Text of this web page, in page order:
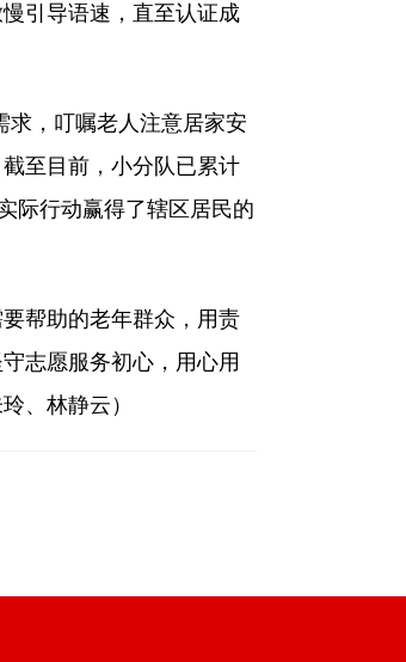
引导语速，直至认证成
，叮嘱老人注意居家安
至目前，小分队已累计
际行动赢得了辖区居民的
帮助的老年群众，用责
志愿服务初心，用心用
、林静云）